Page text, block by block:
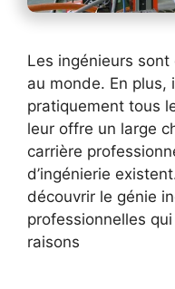
Les ingénieurs
au monde. En
pratiquement tous
leur offre un large
carrière
d’ingénierie
découvrir le génie
professionnelles
raisons